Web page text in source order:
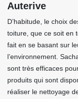
Auterive
D’habitude, le choix
toiture, que ce soit en
fait en se basant sur
l’environnement.
sont très efficaces
produits qui sont
réaliser le nettoyage